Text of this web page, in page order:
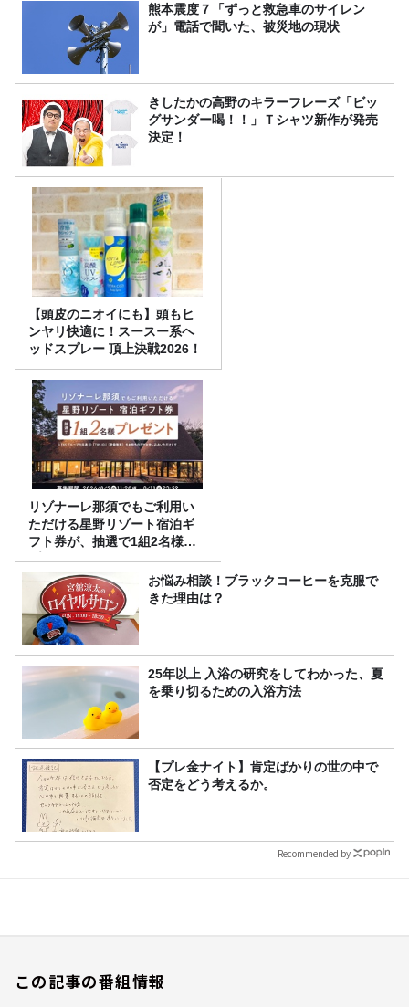
熊本震度７「ずっと救急車のサイレン
が」電話で聞いた、被災地の現状
きしたかの高野のキラーフレーズ「ビッ
グサンダー喝！！」Ｔシャツ新作が発売
決定！
【頭皮のニオイにも】頭もヒ
ンヤリ快適に！スースー系ヘ
ッドスプレー 頂上決戦2026！
リゾナーレ那須でもご利用い
ただける星野リゾート宿泊ギ
フト券が、抽選で1組2名様に
プレゼント！
お悩み相談！ブラックコーヒーを克服で
きた理由は？
25年以上 入浴の研究をしてわかった、夏
を乗り切るための入浴方法
【プレ金ナイト】肯定ばかりの世の中で
否定をどう考えるか。
Recommended by
この記事の番組情報